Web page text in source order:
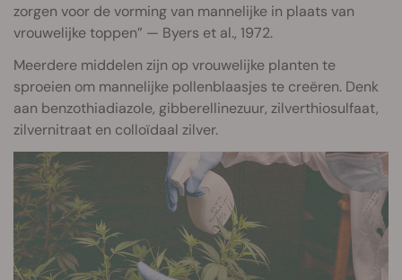
zorgen voor de vorming van mannelijke in plaats van
vrouwelijke toppen” — Byers et al., 1972.
Meerdere middelen zijn op vrouwelijke planten te
sproeien om mannelijke pollenblaasjes te creëren. Denk
aan benzothiadiazole, gibberellinezuur, zilverthiosulfaat,
zilvernitraat en colloïdaal zilver.